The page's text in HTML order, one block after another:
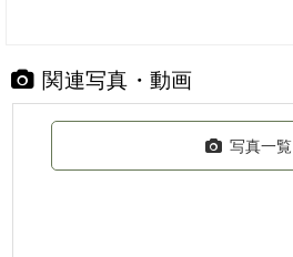
関連写真・動画
写真一覧